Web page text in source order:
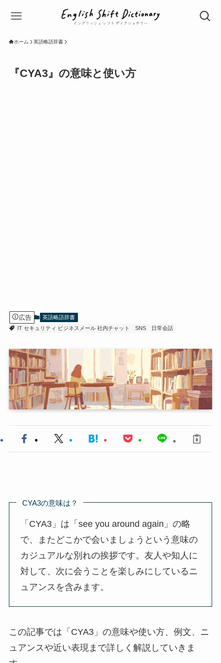
ホーム 英語略語辞書
『CYA3』の意味と使い方
広告
英語略語辞書
IT セキュリティ ビジネスメール 社内チャット
SNS 日常会話
CYA3の意味は？
「CYA3」は「see you around again」の略
で、またどこかで会いましょうという意味の
カジュアルな別れの挨拶です。友人や知人に
対して、次に会うことを楽しみにしているニ
ュアンスを含みます。
この記事では「CYA3」の意味や使い方、例文、ニ
ュアンスや近い表現まで詳しく解説していきま